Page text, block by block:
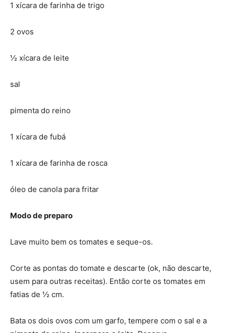
1 xícara de farinha de trigo
2 ovos
½ xícara de leite
sal
pimenta do reino
1 xícara de fubá
1 xícara de farinha de rosca
óleo de canola para fritar
Modo de preparo
Lave muito bem os tomates e seque-os.
Corte as pontas do tomate e descarte (ok, não descarte,
usem para outras receitas). Então corte os tomates em
fatias de ½ cm.
Bata os dois ovos com um garfo, tempere com o sal e a